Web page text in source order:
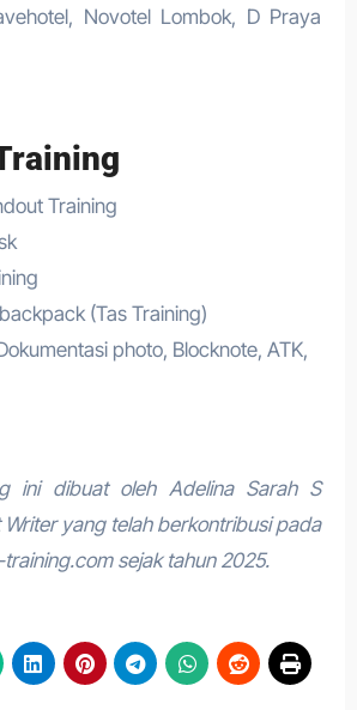
Novotel Lombok, D Praya
Training
(Tas Training)
photo, Blocknote, ATK,
ini dibuat oleh Adelina Sarah S
yang telah berkontribusi pada
sejak tahun 2025.